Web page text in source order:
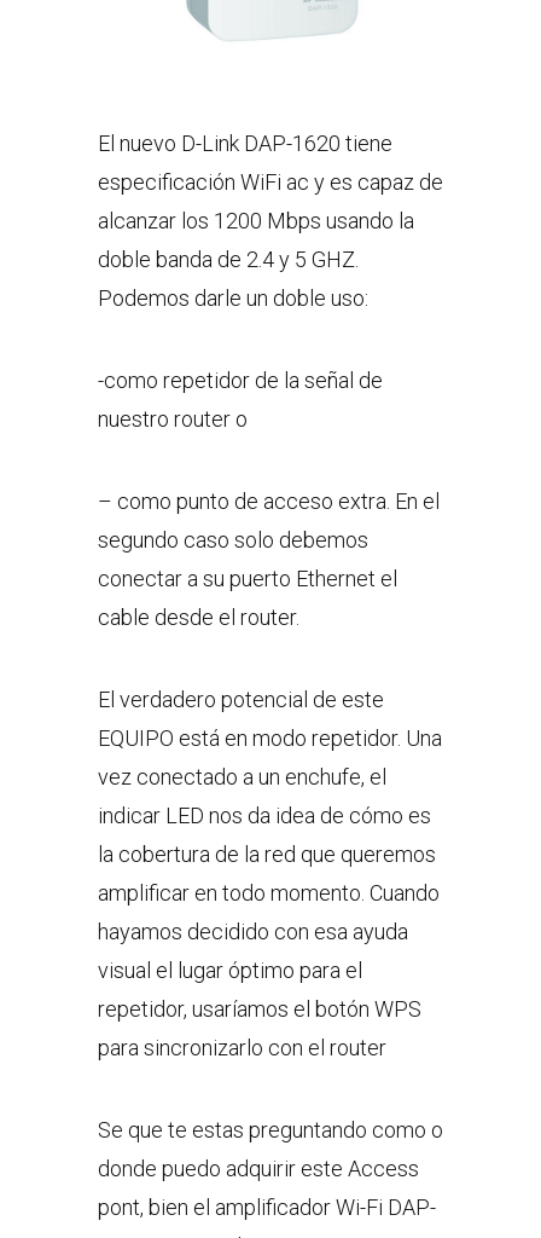
El nuevo D-Link DAP-1620 tiene
especificación WiFi ac y es capaz de
alcanzar los 1200 Mbps usando la
doble banda de 2.4 y 5 GHZ.
Podemos darle un doble uso:
-como repetidor de la señal de
nuestro router o
– como punto de acceso extra. En el
segundo caso solo debemos
conectar a su puerto Ethernet el
cable desde el router.
El verdadero potencial de este
EQUIPO está en modo repetidor. Una
vez conectado a un enchufe, el
indicar LED nos da idea de cómo es
la cobertura de la red que queremos
amplificar en todo momento. Cuando
hayamos decidido con esa ayuda
visual el lugar óptimo para el
repetidor, usaríamos el botón WPS
para sincronizarlo con el router
Se que te estas preguntando como o
donde puedo adquirir este Access
pont, bien el amplificador Wi-Fi DAP-